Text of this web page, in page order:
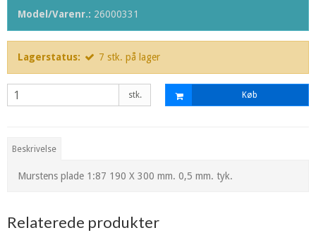
Model/Varenr.: 26000331
Lagerstatus: 7 stk. på lager
stk. Køb
Beskrivelse
Murstens plade 1:87 190 X 300 mm. 0,5 mm. tyk.
Relaterede produkter